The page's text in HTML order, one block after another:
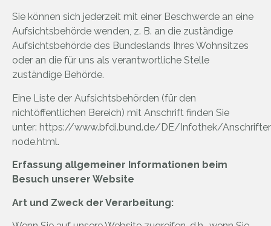
Sie können sich jederzeit mit einer Beschwerde an eine
Aufsichtsbehörde wenden, z. B. an die zuständige
Aufsichtsbehörde des Bundeslands Ihres Wohnsitzes
oder an die für uns als verantwortliche Stelle
zuständige Behörde.
Eine Liste der Aufsichtsbehörden (für den
nichtöffentlichen Bereich) mit Anschrift finden Sie
unter: https://www.bfdi.bund.de/DE/Infothek/
node.html.
Erfassung allgemeiner Informationen beim
Besuch unserer Website
Art und Zweck der Verarbeitung: